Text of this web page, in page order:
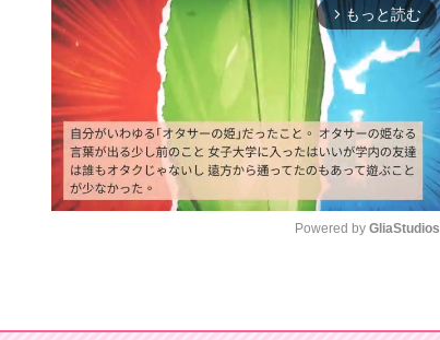
arrow_forward_ios もっと読む
Powered by GliaStudios